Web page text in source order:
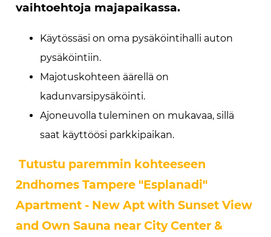
vaihtoehtoja majapaikassa.
Käytössäsi on oma pysäköintihalli auton
pysäköintiin.
Majotuskohteen äärellä on
kadunvarsipysäköinti.
Ajoneuvolla tuleminen on mukavaa, sillä
saat käyttöösi parkkipaikan.
Tutustu paremmin kohteeseen
2ndhomes Tampere "Esplanadi"
Apartment - New Apt with Sunset View
and Own Sauna near City Center &